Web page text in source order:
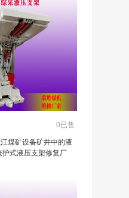
0已售
煤矿设备矿井中的液
护式液压支架修复厂